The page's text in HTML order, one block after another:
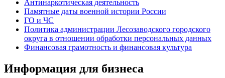
Антинаркотическая деятельность
Памятные даты военной истории России
ГО и ЧС
Политика администрации Лесозаводского городского
округа в отношении обработки персональных данных
Финансовая грамотность и финансовая культура
Информация для бизнеса